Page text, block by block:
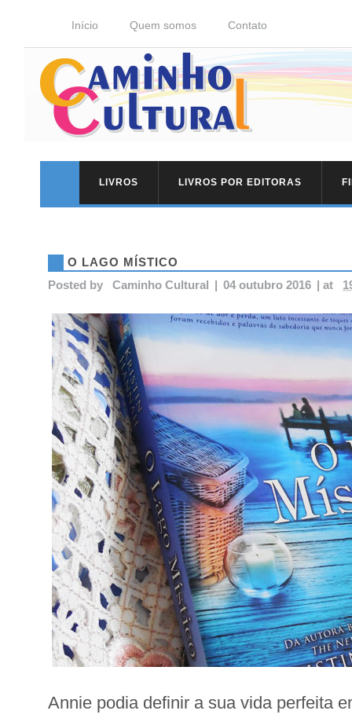
Início Quem somos Contato
LIVROS LIVROS POR EDITORAS
O LAGO MÍSTICO
Posted by
Caminho Cultural | 04 outubro 2016 | at
Annie podia definir a sua vida perfeita